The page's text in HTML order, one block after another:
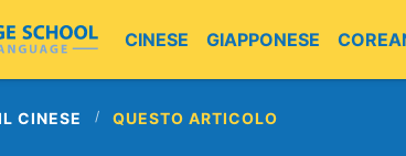
CINESE GIAPPONESE
CINESE QUESTO ARTICOLO